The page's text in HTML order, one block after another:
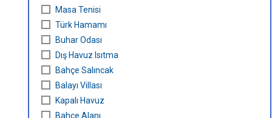
Antalya / Belek
Antalya / Belek / Belek
Antalya / Lara / Lara
Antalya / Kumluca
Antalya / Kumluca / Kumluca
Masa Tenisi
Türk Hamamı
Buhar Odası
Dış Havuz Isıtma
Bahçe Salıncak
Balayı Villası
Kapalı Havuz
Bahçe Alanı